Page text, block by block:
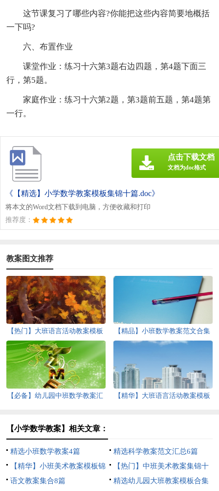
这节课复习了哪些内容?你能把这些内容简要地概括
一下吗?
六、布置作业
课堂作业：练习十六第3题右边四题，第4题下面三
行，第5题。
家庭作业：练习十六第2题，第3题前五题，第4题第
一行。
《【精选】小学数学教案模板集锦十篇.doc》
将本文的Word文档下载到电脑，方便收藏和打印
推荐度：
点击下载文档
文档为doc格式
教案图文推荐
【热门】大班语言活动教案模板
锦集八篇
【精品】小班数学教案范文合集
十篇
【必备】幼儿园中班数学教案汇
【精华】大班语言活动教案模板
【小学数学教案】相关文章：
精选小班数学教案4篇
精选科学教案范文汇总6篇
【精华】小班美术教案模板锦
集9篇
【热门】中班美术教案集锦十
篇
语文教案集合8篇 精选幼儿园大班教案模板合集